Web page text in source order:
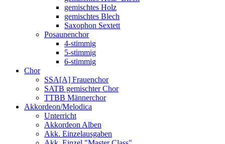
gemischtes Holz
gemischtes Blech
Saxophon Sextett
Posaunenchor
4-stimmig
5-stimmig
6-stimmig
Chor
SSA[A] Frauenchor
SATB gemischter Chor
TTBB Männerchor
Akkordeon/Melodica
Unterricht
Akkordeon Alben
Akk. Einzelausgaben